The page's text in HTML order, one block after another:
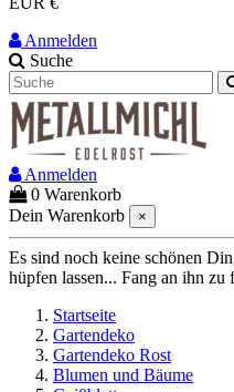
Anmelden
Suche
Anmelden
0 Warenkorb
Dein Warenkorb
×
Es sind noch keine schönen
hüpfen lassen... Fang an ihn zu
Startseite
Gartendeko
Gartendeko Rost
Blumen und Bäume